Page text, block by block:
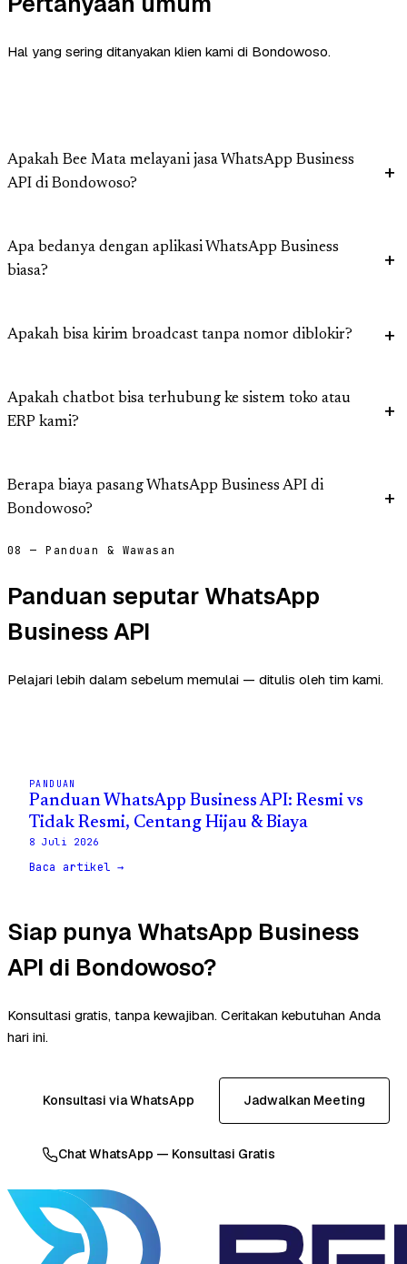
Hal yang sering ditanyakan klien kami di Bondowoso.
Apakah Bee Mata melayani jasa WhatsApp Business
API di Bondowoso?
Apa bedanya dengan aplikasi WhatsApp Business
biasa?
Apakah bisa kirim broadcast tanpa nomor diblokir?
Apakah chatbot bisa terhubung ke sistem toko atau
ERP kami?
Berapa biaya pasang WhatsApp Business API di
Bondowoso?
08 — Panduan & Wawasan
Panduan seputar WhatsApp
Business API
Pelajari lebih dalam sebelum memulai — ditulis oleh tim kami.
PANDUAN
Panduan WhatsApp Business API: Resmi vs
Tidak Resmi, Centang Hijau & Biaya
8 Juli 2026
Baca artikel →
Siap punya WhatsApp Business
API di Bondowoso?
Konsultasi gratis, tanpa kewajiban. Ceritakan kebutuhan Anda
hari ini.
Konsultasi via WhatsApp Jadwalkan Meeting
Chat WhatsApp — Konsultasi Gratis